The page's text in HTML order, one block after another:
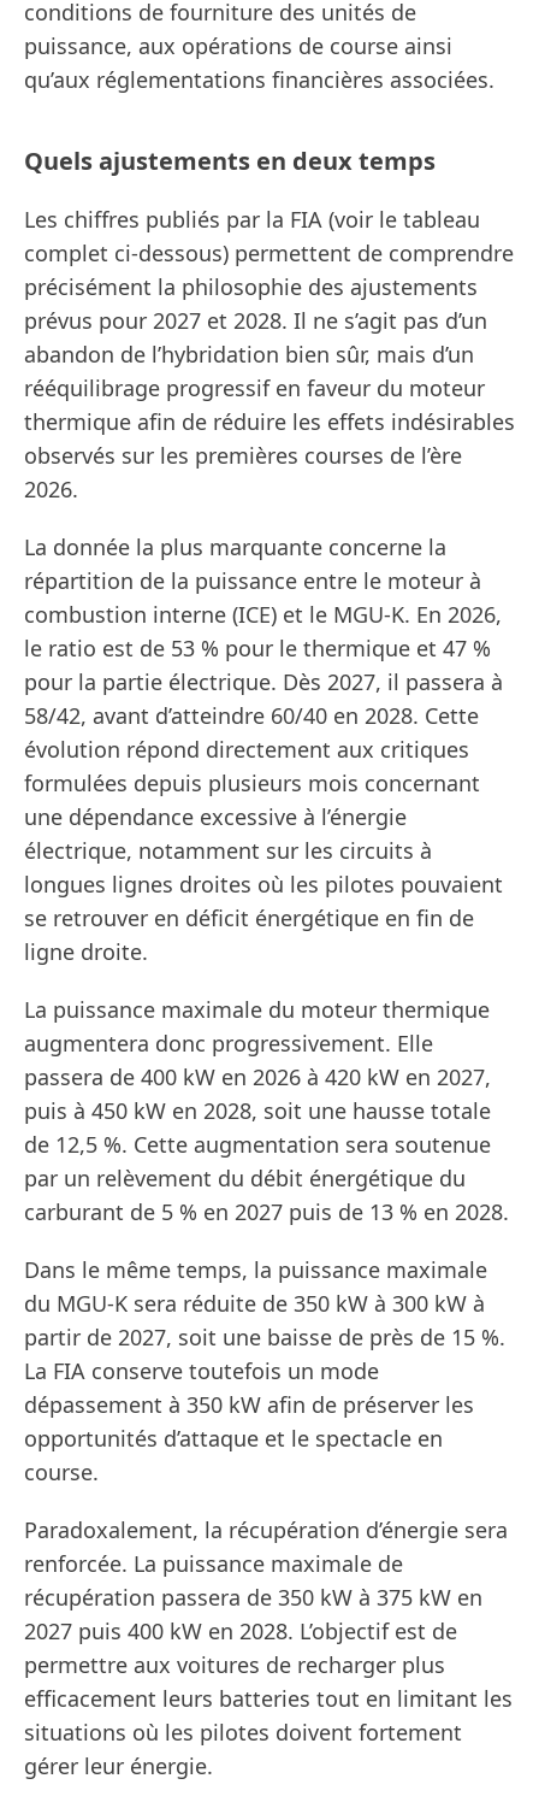
conditions de fourniture des unités de
puissance, aux opérations de course ainsi
qu’aux réglementations financières associées.
Quels ajustements en deux temps
Les chiffres publiés par la FIA (voir le tableau
complet ci-dessous) permettent de comprendre
précisément la philosophie des ajustements
prévus pour 2027 et 2028. Il ne s’agit pas d’un
abandon de l’hybridation bien sûr, mais d’un
rééquilibrage progressif en faveur du moteur
thermique afin de réduire les effets indésirables
observés sur les premières courses de l’ère
2026.
La donnée la plus marquante concerne la
répartition de la puissance entre le moteur à
combustion interne (ICE) et le MGU-K. En 2026,
le ratio est de 53 % pour le thermique et 47 %
pour la partie électrique. Dès 2027, il passera à
58/42, avant d’atteindre 60/40 en 2028. Cette
évolution répond directement aux critiques
formulées depuis plusieurs mois concernant
une dépendance excessive à l’énergie
électrique, notamment sur les circuits à
longues lignes droites où les pilotes pouvaient
se retrouver en déficit énergétique en fin de
ligne droite.
La puissance maximale du moteur thermique
augmentera donc progressivement. Elle
passera de 400 kW en 2026 à 420 kW en 2027,
puis à 450 kW en 2028, soit une hausse totale
de 12,5 %. Cette augmentation sera soutenue
par un relèvement du débit énergétique du
carburant de 5 % en 2027 puis de 13 % en 2028.
Dans le même temps, la puissance maximale
du MGU-K sera réduite de 350 kW à 300 kW à
partir de 2027, soit une baisse de près de 15 %.
La FIA conserve toutefois un mode
dépassement à 350 kW afin de préserver les
opportunités d’attaque et le spectacle en
course.
Paradoxalement, la récupération d’énergie sera
renforcée. La puissance maximale de
récupération passera de 350 kW à 375 kW en
2027 puis 400 kW en 2028. L’objectif est de
permettre aux voitures de recharger plus
efficacement leurs batteries tout en limitant les
situations où les pilotes doivent fortement
gérer leur énergie.